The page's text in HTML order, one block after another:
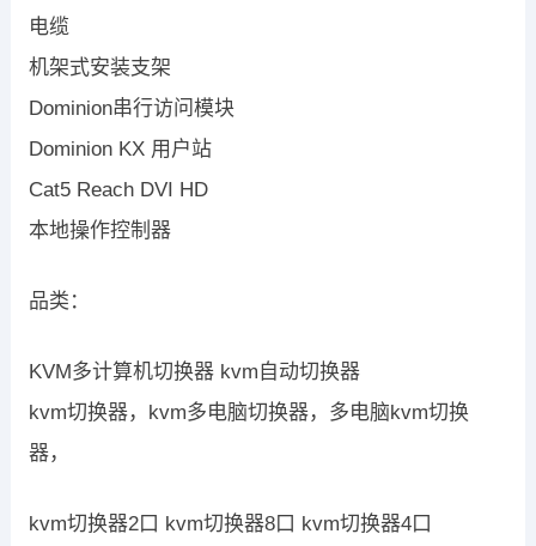
电缆
机架式安装支架
Dominion串行访问模块
Dominion KX 用户站
Cat5 Reach DVI HD
本地操作控制器
品类：
KVM多计算机切换器 kvm自动切换器
kvm切换器，kvm多电脑切换器，多电脑kvm切换
器，
kvm切换器2口 kvm切换器8口 kvm切换器4口